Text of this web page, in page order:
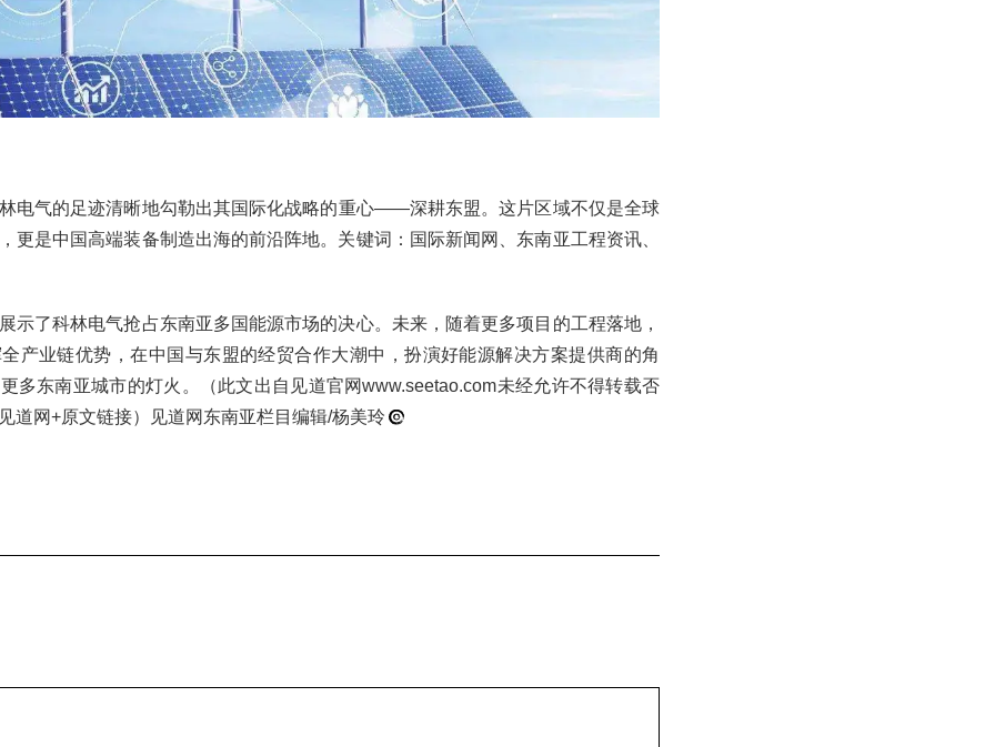
电气的足迹清晰地勾勒出其国际化战略的重心——深耕东盟。这片区域不仅是全球
更是中国高端装备制造出海的前沿阵地。关键词：国际新闻网、东南亚工程资讯、
示了科林电气抢占东南亚多国能源市场的决心。未来，随着更多项目的工程落地，
产业链优势，在中国与东盟的经贸合作大潮中，扮演好能源解决方案提供商的角
多东南亚城市的灯火。（此文出自见道官网www.seetao.com未经允许不得转载否
道网+原文链接）见道网东南亚栏目编辑/杨美玲